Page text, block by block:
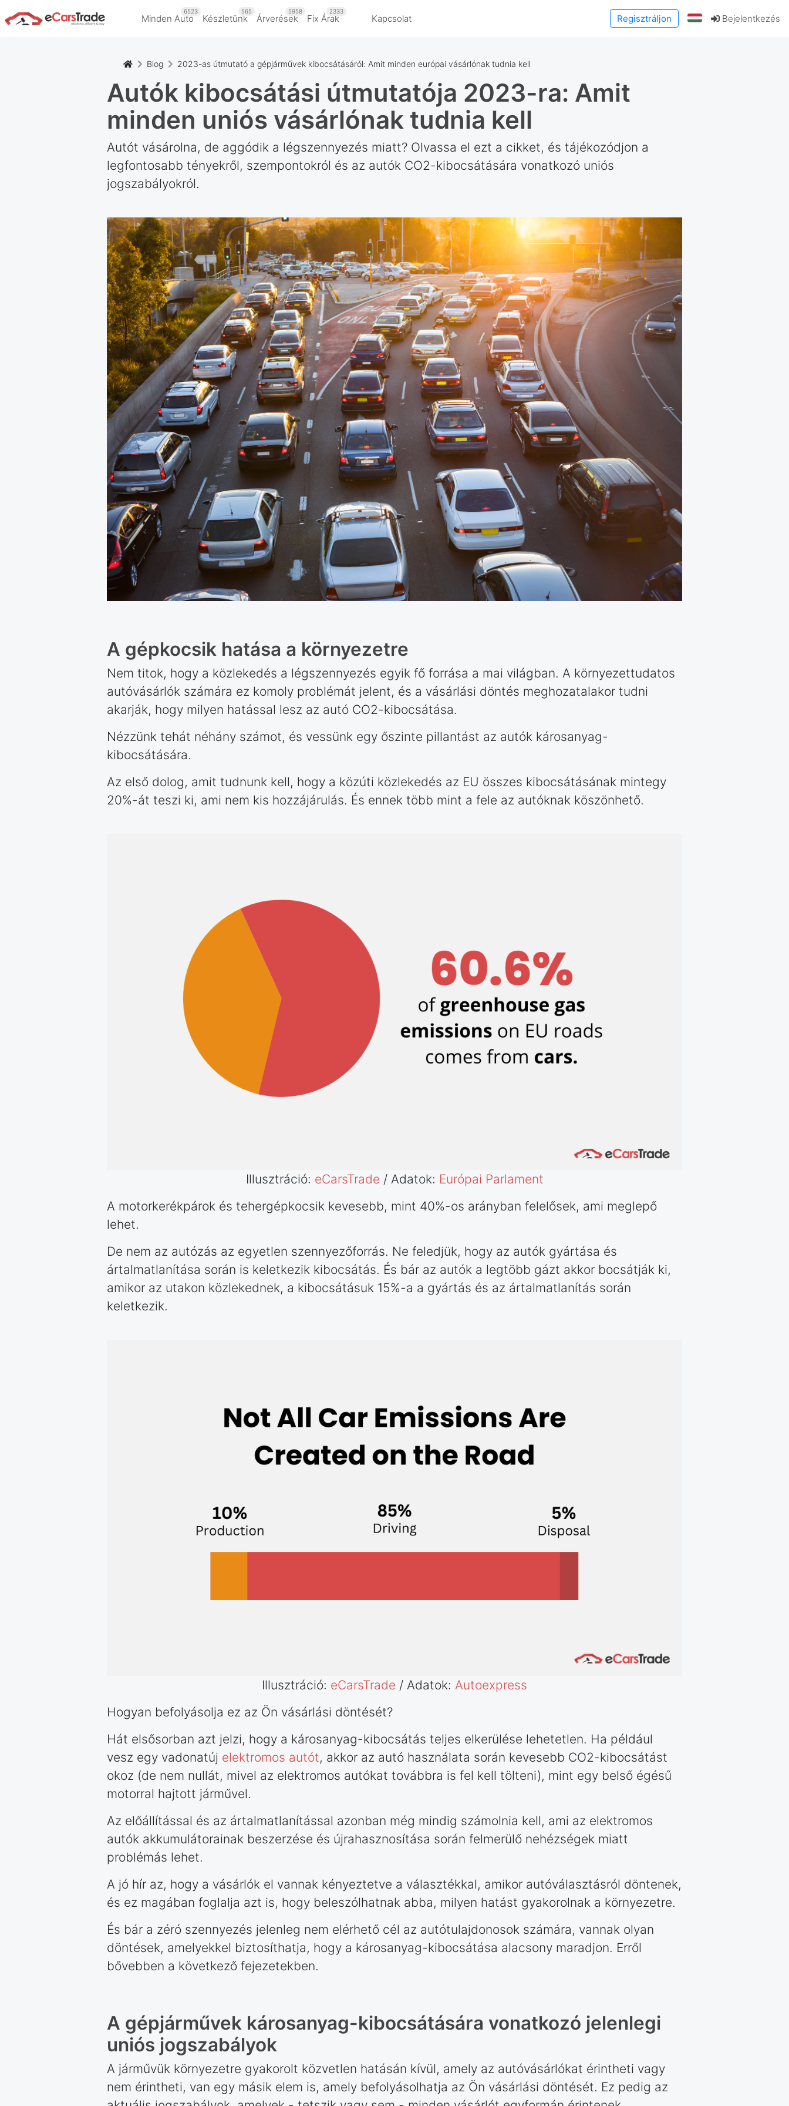
Minden Autó
6523
Készletünk
565
Árverések
5958
Fix Árak
2333
Kapcsolat Regisztráljon Bejelentkezés
Blog 2023-as útmutató a gépjárművek kibocsátásáról: Amit minden európai vásárlónak tudnia kell
Autók kibocsátási útmutatója 2023-ra: Amit
minden uniós vásárlónak tudnia kell
Autót vásárolna, de aggódik a légszennyezés miatt? Olvassa el ezt a cikket, és tájékozódjon a
legfontosabb tényekről, szempontokról és az autók CO2-kibocsátására vonatkozó uniós
jogszabályokról.
A gépkocsik hatása a környezetre
Nem titok, hogy a közlekedés a légszennyezés egyik fő forrása a mai világban. A környezettudatos
autóvásárlók számára ez komoly problémát jelent, és a vásárlási döntés meghozatalakor tudni
akarják, hogy milyen hatással lesz az autó CO2-kibocsátása.
Nézzünk tehát néhány számot, és vessünk egy őszinte pillantást az autók károsanyag-
kibocsátására.
Az első dolog, amit tudnunk kell, hogy a közúti közlekedés az EU összes kibocsátásának mintegy
20%-át teszi ki, ami nem kis hozzájárulás. És ennek több mint a fele az autóknak köszönhető.
Illusztráció: eCarsTrade / Adatok: Európai Parlament
A motorkerékpárok és tehergépkocsik kevesebb, mint 40%-os arányban felelősek, ami meglepő
lehet.
De nem az autózás az egyetlen szennyezőforrás. Ne feledjük, hogy az autók gyártása és
ártalmatlanítása során is keletkezik kibocsátás. És bár az autók a legtöbb gázt akkor bocsátják ki,
amikor az utakon közlekednek, a kibocsátásuk 15%-a a gyártás és az ártalmatlanítás során
keletkezik.
Illusztráció: eCarsTrade / Adatok: Autoexpress
Hogyan befolyásolja ez az Ön vásárlási döntését?
Hát elsősorban azt jelzi, hogy a károsanyag-kibocsátás teljes elkerülése lehetetlen. Ha például
vesz egy vadonatúj elektromos autót, akkor az autó használata során kevesebb CO2-kibocsátást
okoz (de nem nullát, mivel az elektromos autókat továbbra is fel kell tölteni), mint egy belső égésű
motorral hajtott járművel.
Az előállítással és az ártalmatlanítással azonban még mindig számolnia kell, ami az elektromos
autók akkumulátorainak beszerzése és újrahasznosítása során felmerülő nehézségek miatt
problémás lehet.
A jó hír az, hogy a vásárlók el vannak kényeztetve a választékkal, amikor autóválasztásról döntenek,
és ez magában foglalja azt is, hogy beleszólhatnak abba, milyen hatást gyakorolnak a környezetre.
És bár a zéró szennyezés jelenleg nem elérhető cél az autótulajdonosok számára, vannak olyan
döntések, amelyekkel biztosíthatja, hogy a károsanyag-kibocsátása alacsony maradjon. Erről
bővebben a következő fejezetekben.
A gépjárművek károsanyag-kibocsátására vonatkozó jelenlegi
uniós jogszabályok
A járművük környezetre gyakorolt közvetlen hatásán kívül, amely az autóvásárlókat érintheti vagy
nem érintheti, van egy másik elem is, amely befolyásolhatja az Ön vásárlási döntését. Ez pedig az